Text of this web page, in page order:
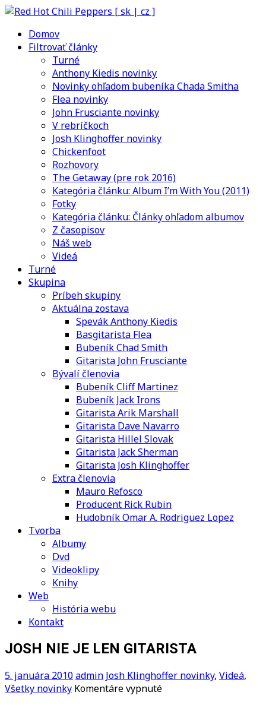
Domov
Filtrovať články
Turné
Anthony Kiedis novinky
Novinky ohľadom bubeníka Chada Smitha
Flea novinky
John Frusciante novinky
V rebríčkoch
Josh Klinghoffer novinky
Chickenfoot
Rozhovory
The Getaway (pre rok 2016)
Kategória článku: Album I’m With You (2011)
Fotky
Kategória článku: Články ohľadom albumov
Z časopisov
Náš web
Videá
Turné
Skupina
Príbeh skupiny
Aktuálna zostava
Spevák Anthony Kiedis
Basgitarista Flea
Bubeník Chad Smith
Gitarista John Frusciante
Bývalí členovia
Bubeník Cliff Martinez
Bubeník Jack Irons
Gitarista Arik Marshall
Gitarista Dave Navarro
Gitarista Hillel Slovak
Gitarista Jack Sherman
Gitarista Josh Klinghoffer
Extra členovia
Mauro Refosco
Producent Rick Rubin
Hudobník Omar A. Rodriguez Lopez
Tvorba
Albumy
Dvd
Videoklipy
Knihy
Web
História webu
Kontakt
JOSH NIE JE LEN GITARISTA
5. januára 2010admin Josh Klinghoffer novinky, Videá,
Všetky novinky Komentáre vypnuténa